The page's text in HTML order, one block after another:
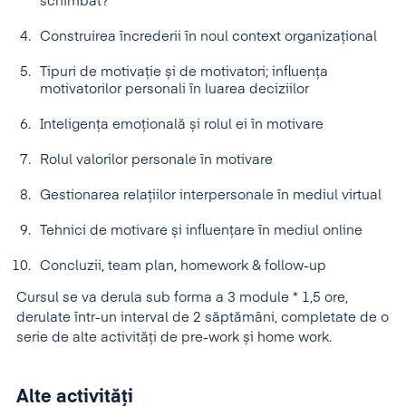
Construirea încrederii în noul context organizațional
Tipuri de motivație și de motivatori; influenţa
motivatorilor personali în luarea deciziilor
Inteligența emoțională și rolul ei în motivare
Rolul valorilor personale în motivare
Gestionarea relaţiilor interpersonale în mediul virtual
Tehnici de motivare și influențare în mediul online
Concluzii, team plan, homework & follow-up
Cursul se va derula sub forma a 3 module * 1,5 ore,
derulate într-un interval de 2 săptămâni, completate de o
serie de alte activități de pre-work și home work.
Alte activități